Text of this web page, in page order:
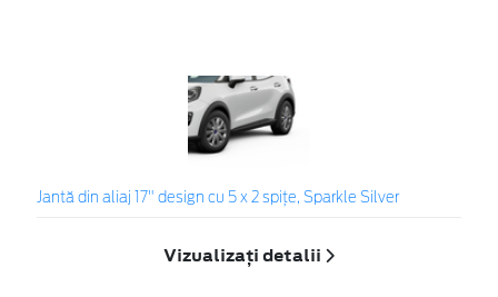
Jantă din aliaj 17" design cu 5 x 2 spiţe, Sparkle Silver
Vizualizați detalii